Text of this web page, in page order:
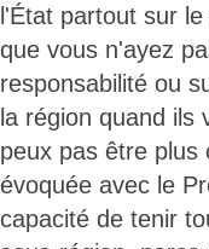
l'État partout sur
que vous n'ayez
responsabilité ou
la région quand
peux pas être plus
évoquée avec le
capacité de tenir